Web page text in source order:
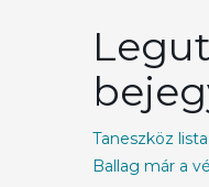
Taneszköz
Ballag már a